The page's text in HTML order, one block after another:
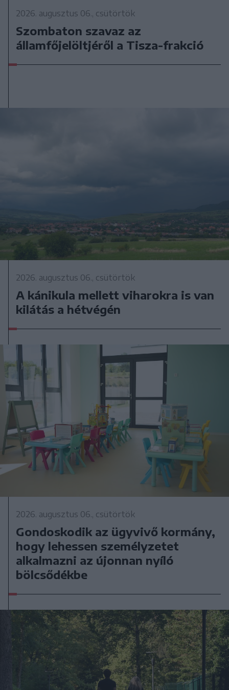
2026. augusztus 06., csütörtök
Szombaton szavaz az
államfőjelöltjéről a Tisza-frakció
2026. augusztus 06., csütörtök
A kánikula mellett viharokra is van
kilátás a hétvégén
2026. augusztus 06., csütörtök
Gondoskodik az ügyvivő kormány,
hogy lehessen személyzetet
alkalmazni az újonnan nyíló
bölcsődékbe